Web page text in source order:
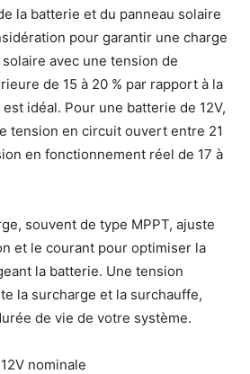
la batterie et du panneau solaire
pour garantir une charge
avec une tension de
de 15 à 20 % par rapport à la
idéal. Pour une batterie de 12V,
tension en circuit ouvert entre 21
en fonctionnement réel de 17 à
souvent de type MPPT, ajuste
et le courant pour optimiser la
la batterie. Une tension
la surcharge et la surchauffe,
de vie de votre système.
12V nominale